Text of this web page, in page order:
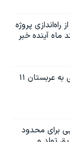
پروژه
ماه آینده خبر
حمله شورشیان حوثی به عربستان ۱۱
برای محدود